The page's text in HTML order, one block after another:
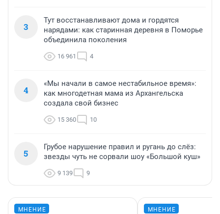
3
Тут восстанавливают дома и гордятся
нарядами: как старинная деревня в Поморье
объединила поколения
16 961 4
4
«Мы начали в самое нестабильное время»:
как многодетная мама из Архангельска
создала свой бизнес
15 360 10
5
Грубое нарушение правил и ругань до слёз:
звезды чуть не сорвали шоу «Большой куш»
9 139 9
МНЕНИЕ МНЕНИЕ